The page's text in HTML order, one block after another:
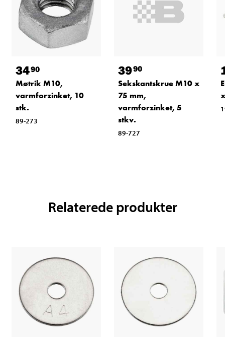
3490
Møtrik M10,
varmforzinket, 10
stk.
89-273
3990
Sekskantskrue M10 x
75 mm,
varmforzinket, 5
stkv.
89-727
Relaterede produkter